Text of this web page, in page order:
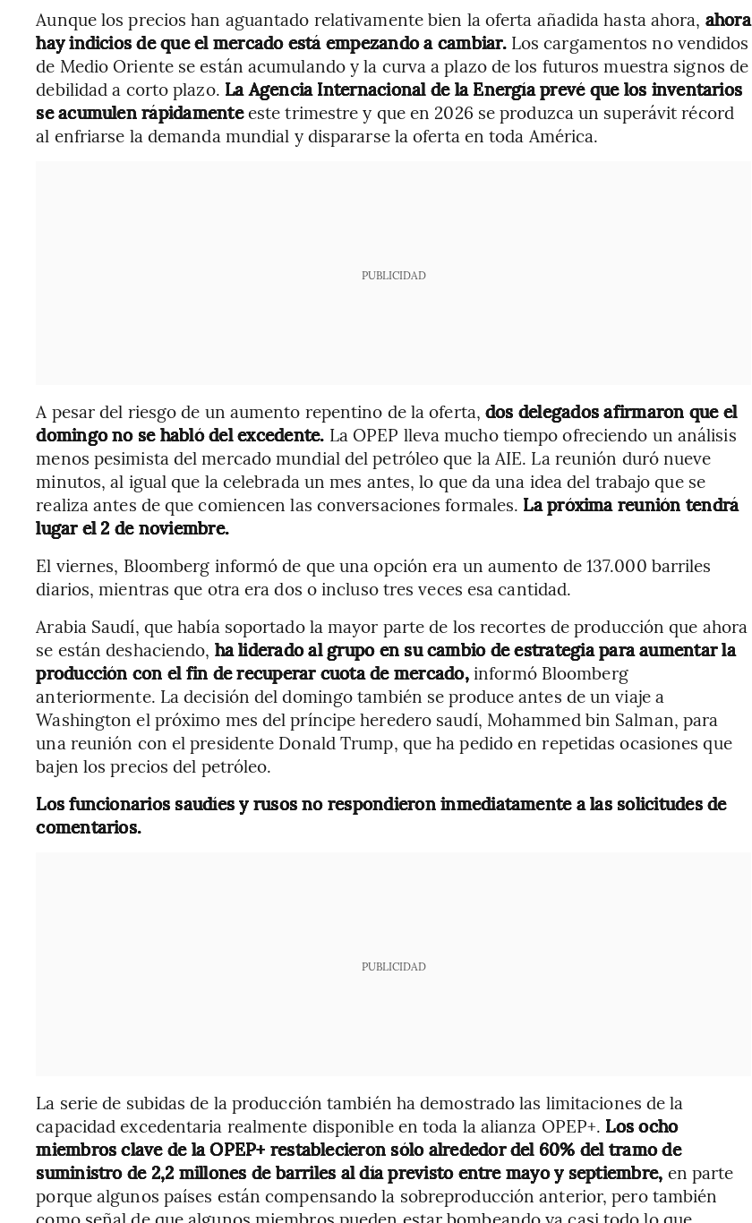
Aunque los precios han aguantado relativamente bien la oferta añadida hasta ahora, ahora
hay indicios de que el mercado está empezando a cambiar.Los cargamentos no vendidos
de Medio Oriente se están acumulando y la curva a plazo de los futuros muestra signos de
debilidad a corto plazo. La Agencia Internacional de la Energía prevé que los inventarios
se acumulen rápidamenteeste trimestre y que en 2026 se produzca un superávit récord
al enfriarse la demanda mundial y dispararse la oferta en toda América.
PUBLICIDAD
A pesar del riesgo de un aumento repentino de la oferta,dos delegados afirmaron que el
domingo no se habló del excedente. La OPEP lleva mucho tiempo ofreciendo un análisis
menos pesimista del mercado mundial del petróleo que la AIE. La reunión duró nueve
minutos, al igual que la celebrada un mes antes, lo que da una idea del trabajo que se
realiza antes de que comiencen las conversaciones formales. La próxima reunión tendrá
lugar el 2 de noviembre.
El viernes, Bloomberg informó de que una opción era un aumento de 137.000 barriles
diarios, mientras que otra era dos o incluso tres veces esa cantidad.
Arabia Saudí, que había soportado la mayor parte de los recortes de producción que ahora
se están deshaciendo, ha liderado al grupo en su cambio de estrategia para aumentar la
producción con el fin de recuperar cuota de mercado,informó Bloomberg
anteriormente. La decisión del domingo también se produce antes de un viaje a
Washington el próximo mes del príncipe heredero saudí, Mohammed bin Salman, para
una reunión con el presidente Donald Trump, que ha pedido en repetidas ocasiones que
bajen los precios del petróleo.
Los funcionarios saudíes y rusos no respondieron inmediatamente a las solicitudes de
comentarios.
PUBLICIDAD
La serie de subidas de la producción también ha demostrado las limitaciones de la
capacidad excedentaria realmente disponible en toda la alianza OPEP+. Los ocho
miembros clave de la OPEP+ restablecieron sólo alrededor del 60% del tramo de
suministro de 2,2 millones de barriles al día previsto entre mayo y septiembre, en parte
porque algunos países están compensando la sobreproducción anterior, pero también